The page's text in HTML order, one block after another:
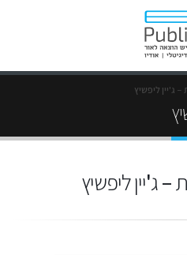
ג'יין ליפשיץ
ג'יין ליפשיץ